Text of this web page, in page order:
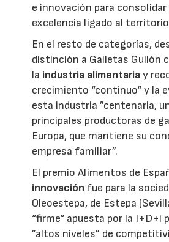
e innovación para
excelencia ligado al
En el resto de categorías,
distinción a Galletas Gullón
la industria alimentariay
crecimiento “continuo“ y la
esta industria ”centenaria,
principales productoras de
Europa, que mantiene su
empresa familiar”.
El premio Alimentos de
innovación fue para la
Oleoestepa, de Estepa
“firme“ apuesta por la I+D+i
”altos niveles” de